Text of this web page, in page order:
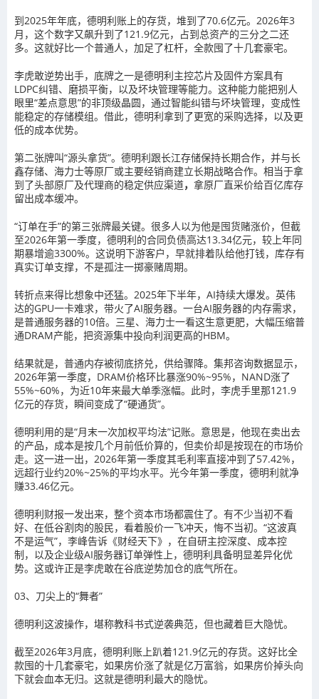
到2025年年底，德明利账上的存货，堆到了70.6亿元。2026年3
月，这个数字又飙升到了121.9亿元，占到总资产的三分之二还
多。这就好比一个普通人，加足了杠杆，全款囤了十几套豪宅。
李虎敢逆势出手，底牌之一是德明利主控芯片及固件方案具有
LDPC纠错、磨损平衡，以及坏块管理等能力。这种能力能把别人
眼里“差点意思”的非顶级晶圆，通过智能纠错与坏块管理，变成性
能稳定的存储模组。借此，德明利拿到了更宽的采购选择，以及更
低的成本优势。
第二张牌叫“源头拿货”。德明利跟长江存储保持长期合作，并与长
鑫存储、海力士等原厂或主要经销商建立长期战略合作。相当于拿
到了头部原厂及代理商的稳定供应渠道， 拿原厂直采价给百亿库存
留出成本缓冲。
“订单在手”的第三张牌最关键。很多人以为他是囤货赌涨价，但截
至2026年第一季度，德明利的合同负债高达13.34亿元，较上年同
期暴增逾3300%。这说明下游客户，早就排着队给他打钱，库存有
真实订单支撑，不是孤注一掷豪赌周期。
转折点来得比想象中还猛。2025年下半年，AI持续大爆发。英伟
达的GPU一卡难求，带火了AI服务器。一台AI服务器的内存需求，
是普通服务器的10倍。三星、海力士一看这生意更肥，大幅压缩普
通DRAM产能，把资源集中投向利润更高的HBM。
结果就是，普通内存被彻底挤兑，供给骤降。集邦咨询数据显示，
2026年第一季度，DRAM价格环比暴涨90%~95%，NAND涨了
55%~60%，为近10年来最大单季涨幅。此时，李虎手里那121.9
亿元的存货，瞬间变成了“硬通货”。
德明利用的是“月末一次加权平均法”记账。意思是，他现在卖出去
的产品，成本是按几个月前低价算的，但卖价却是按现在的市场价
走。这一进一出，2026年第一季度其毛利率直接冲到了57.42%，
远超行业约20%~25%的平均水平。光今年第一季度，德明利就净
赚33.46亿元。
德明利财报一发出来，整个资本市场都震住了。有不少当初不看
好、在低谷割肉的股民，看着股价一飞冲天，悔不当初。“这波真
不是运气”，李峰告诉《财经天下》，在自研主控深度、成本控
制，以及企业级AI服务器订单弹性上，德明利具备明显差异化优
势。这或许正是李虎敢在谷底逆势加仓的底气所在。
03、刀尖上的“舞者”
德明利这波操作，堪称教科书式逆袭典范，但也藏着巨大隐忧。
截至2026年3月底，德明利账上趴着121.9亿元的存货。这好比全
款囤的十几套豪宅，如果房价涨了就是亿万富翁，如果房价掉头向
下就会血本无归。这就是德明利最大的隐忧。